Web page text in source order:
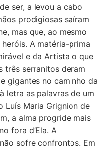
ser, a levou a cabo
prodigiosas saíram
mas que, ao mesmo
A matéria-prima
e da Artista o que
três serranitos deram
gigantes no caminho da
letra as palavras de um
Luís Maria Grignion de
a alma progride mais
fora d’Ela. A
sofre confrontos. Em